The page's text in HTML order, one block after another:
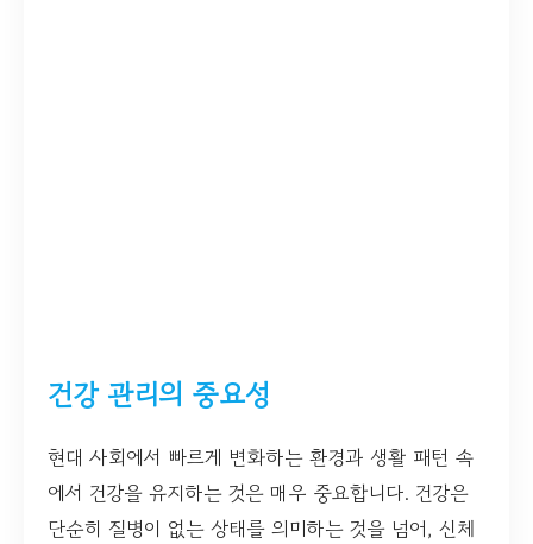
건강 관리의 중요성
현대 사회에서 빠르게 변화하는 환경과 생활 패턴 속
에서 건강을 유지하는 것은 매우 중요합니다. 건강은
단순히 질병이 없는 상태를 의미하는 것을 넘어, 신체